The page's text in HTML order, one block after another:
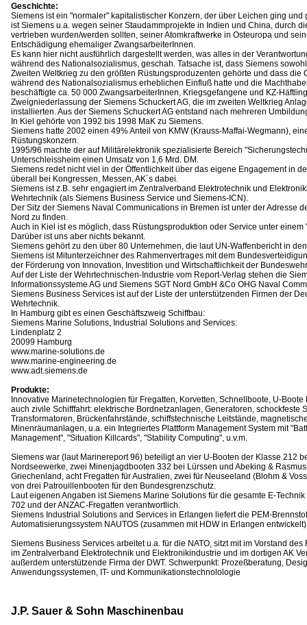
Geschichte:
Siemens ist ein "normaler" kapitalistischer Konzern, der über Leichen ging und
ist Siemens u.a. wegen seiner Staudammprojekte in Indien und China, durch
vertrieben wurden/werden sollten, seiner Atomkraftwerke in Osteuropa und
Entschädigung ehemaliger ZwangsarbeiterInnen.
Es kann hier nicht ausführlich dargestellt werden, was alles in der
während des Nationalsozialismus, geschah. Tatsache ist, dass Siemens
Zweiten Weltkrieg zu den größten Rüstungsproduzenten gehörte und dass die
während des Nationalsozialismus erheblichen Einfluß hatte und die
beschäftigte ca. 50 000 ZwangsarbeiterInnen, Kriegsgefangene und KZ-
Zweigniederlassung der Siemens Schuckert AG, die im zweiten Weltkrieg
installierten. Aus der Siemens Schuckert AG entstand nach mehreren
In Kiel gehörte von 1992 bis 1998 MaK zu Siemens.
Siemens hatte 2002 einen 49% Anteil von KMW (Krauss-Maffai-Wegmann),
Rüstungskonzern.
1995/96 machte der auf Militärelektronik spezialisierte Bereich
Unterschleissheim einen Umsatz von 1,6 Mrd. DM.
Siemens redet nicht viel in der Öffentlichkeit über das eigene Engagement in
überall bei Kongressen, Messen, AK´s dabei.
Siemens ist z.B. sehr engagiert im Zentralverband Elektrotechnik und
Wehrtechnik (als Siemens Business Service und Siemens-ICN).
Der Sitz der Siemens Naval Communications in Bremen ist unter der Adresse
Nord zu finden.
Auch in Kiel ist es möglich, dass Rüstungsproduktion oder Service unter einem
Darüber ist uns aber nichts bekannt.
Siemens gehört zu den über 80 Unternehmen, die laut UN-Waffenbericht in
Siemens ist Mitunterzeichner des Rahmenvertrages mit dem
der Förderung von Innovation, Investition und Wirtschaftlichkeit der
Auf der Liste der Wehrtechnischen-Industrie vom Report-Verlag stehen die
Informationssysteme AG und Siemens SGT Nord GmbH &Co OHG Naval
Siemens Business Services ist auf der Liste der unterstützenden Firmen der
Wehrtechnik.
In Hamburg gibt es einen Geschäftszweig Schiffbau:
Siemens Marine Solutions, Industrial Solutions and Services:
Lindenplatz 2
20099 Hamburg
www.marine-solutions.de
www.marine-engineering.de
www.adt.siemens.de
Produkte:
Innovative Marinetechnologien für Fregatten, Korvetten, Schnellboote, U-
auch zivile Schifffahrt: elektrische Bordnetzanlagen, Generatoren, schockfeste
Transformatoren, Brückenfahrstände, schiffstechnische Leitstände,
Minenräumanlagen, u.a. ein Integriertes Plattform Management System mit
Management", "Situation Killcards", "Stability Computing", u.v.m.
Siemens war (laut Marinereport 96) beteiligt an vier U-Booten der Klasse 212
Nordseewerke, zwei Minenjagdbooten 332 bei Lürssen und Abeking &
Griechenland, acht Fregatten für Australien, zwei für Neuseeland (Blohm &
von drei Patrouillenbooten für den Bundesgrenzschutz.
Laut eigenen Angaben ist Siemens Marine Solutions für die gesamte E-
702 und der ANZAC-Fregatten verantwortlich.
Siemens Industrial Solutions and Services in Erlangen liefert die PEM-
Automatisierungssystem NAUTOS (zusammen mit HDW in Erlangen
Siemens Business Services arbeitet u.a. für die NATO, sitzt mit im Vorstand
im Zentralverband Elektrotechnik und Elektronikindustrie und im dortigen AK
außerdem unterstützende Firma der DWT. Schwerpunkt: Prozeßberatung,
Anwendungssystemen, IT- und Kommunikationstechnolologie
J.P. Sauer & Sohn Maschinenbau